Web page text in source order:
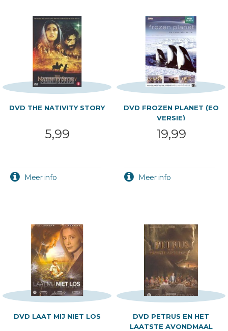
DVD THE NATIVITY STORY
5,99
DVD FROZEN PLANET (EO
VERSIE)
19,99
DVD LAAT MIJ NIET LOS
DVD PETRUS EN HET
LAATSTE AVONDMAAL